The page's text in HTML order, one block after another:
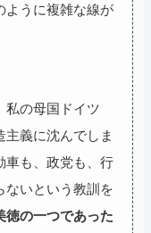
ように複雑な線が
私の母国ドイツ
義に沈んでしま
車も、政党も、行
ないという教訓を
徳の一つであった